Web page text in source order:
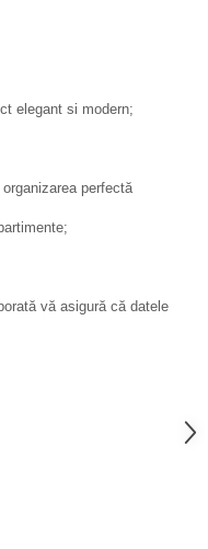
elegant si modern;
perfectă
vă asigură că datele